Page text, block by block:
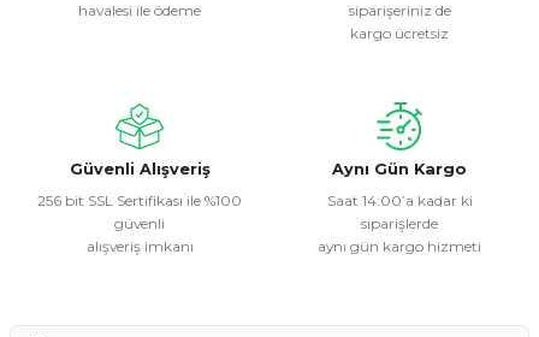
Ürün resmi kalitesiz, bozuk veya görüntülenemiyor.
Ürün fiyatı diğer sitelerden daha pahalı.
Bu ürüne benzer farklı alternatifler olmalı.
havalesi ile ödeme
siparişeriniz de
kargo ücretsiz
Güvenli Alışveriş
256 bit SSL Sertifikası ile %100
güvenli
alışveriş imkanı
Aynı Gün Kargo
Saat 14:00’a kadar ki
siparişlerde
aynı gün kargo hizmeti